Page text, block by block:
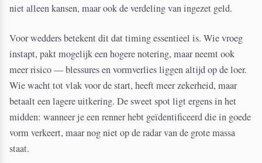
niet alleen kansen, maar ook de verdeling van ingezet geld.
Voor wedders betekent dit dat timing essentieel is. Wie vroeg
instapt, pakt mogelijk een hogere notering, maar neemt ook
meer risico — blessures en vormverlies liggen altijd op de loer.
Wie wacht tot vlak voor de start, heeft meer zekerheid, maar
betaalt een lagere uitkering. De sweet spot ligt ergens in het
midden: wanneer je een renner hebt geïdentificeerd die in goede
vorm verkeert, maar nog niet op de radar van de grote massa
staat.